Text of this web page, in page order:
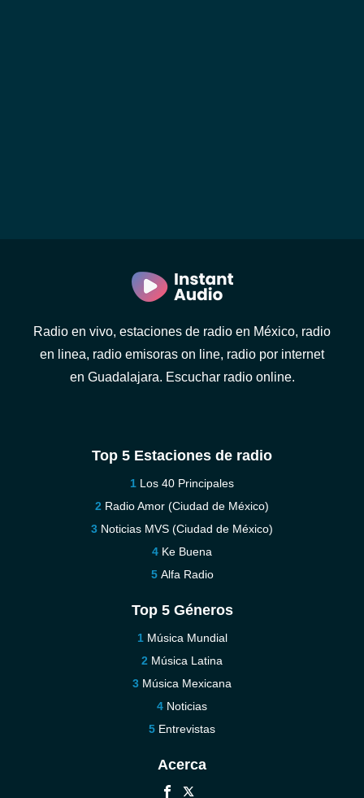
Radio en vivo, estaciones de radio en México, radio
en linea, radio emisoras on line, radio por internet
en Guadalajara. Escuchar radio online.
Top 5 Estaciones de radio
Los 40 Principales
Radio Amor (Ciudad de México)
Noticias MVS (Ciudad de México)
Ke Buena
Alfa Radio
Top 5 Géneros
Música Mundial
Música Latina
Música Mexicana
Noticias
Entrevistas
Acerca